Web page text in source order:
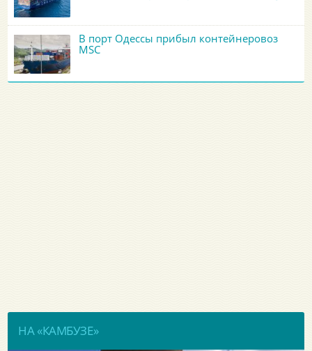
В порт Одессы прибыл контейнеровоз
MSC
НА «КАМБУЗЕ»